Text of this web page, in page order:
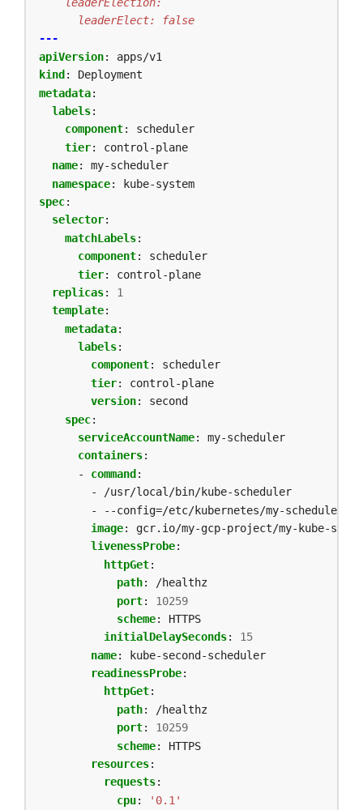
      leaderElect: false
---
apiVersion:
apps/v1
kind :
Deployment
metadata:
labels:
component:
scheduler
tier:
control-plane
name:
my-scheduler
namespace:
kube-system
spec:
selector:
matchLabels:
component:
scheduler
tier:
control-plane
replicas:
1
template:
metadata:
labels:
component:
scheduler
tier:
control-plane
version:
second
spec:
serviceAccountName:
my-scheduler
containers:
- command :
- /usr/local/bin/kube-scheduler
- --config=/etc/kubernetes/my-scheduler/
image:
gcr.io/my-gcp-project/my-kube-
livenessProbe:
httpGet:
path:
/healthz
port:
10259
scheme:
HTTPS
initialDelaySeconds:
15
name:
kube-second-scheduler
readinessProbe:
httpGet:
path:
/healthz
port:
10259
scheme:
HTTPS
resources:
requests:
cpu:
'0.1'